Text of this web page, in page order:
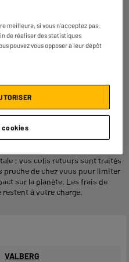
de6€/moispour couvrir les
achetés chez nous ou ailleurs.
économisez
2030.En savoir +
gratuits
tous les magasins ELECTRO
: vos colis retours sont traités
proche de chez vous pour limiter
sur la planète. Les frais de
à votre charge.
VALBERG
meilleure, si vous n'acceptez pas,
de réaliser des statistiques
pouvez vous opposer à leur dépôt
cookies